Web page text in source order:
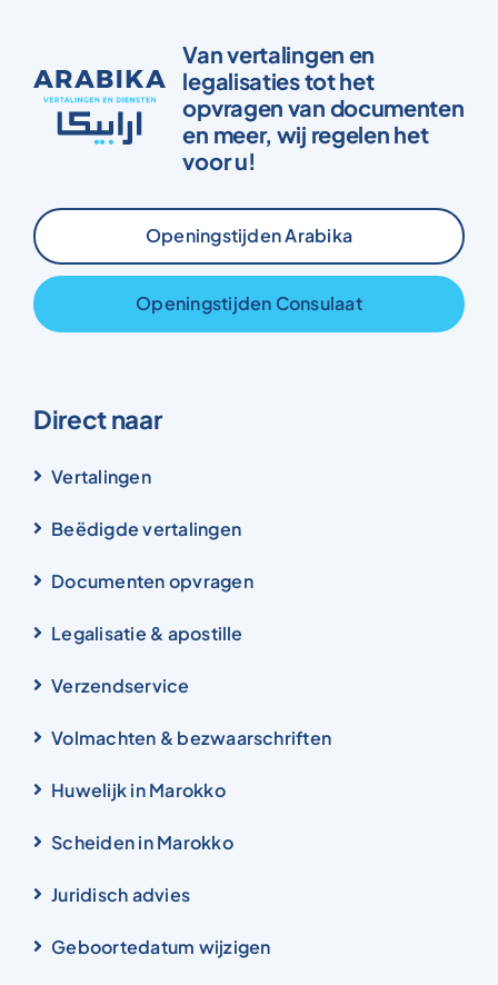
Van vertalingen en
legalisaties tot het
opvragen van documenten
en meer, wij regelen het
voor u!
Openingstijden Arabika
Openingstijden Consulaat
Direct naar
Vertalingen
Beëdigde vertalingen
Documenten opvragen
Legalisatie & apostille
Verzendservice
Volmachten & bezwaarschriften
Huwelijk in Marokko
Scheiden in Marokko
Juridisch advies
Geboortedatum wijzigen